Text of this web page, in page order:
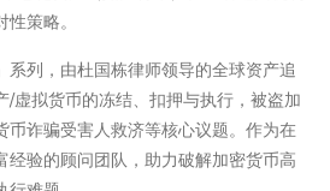
策略。
系列，由杜国栋律师领导的全球资产追
/虚拟货币的冻结、扣押与执行，被盗加
币诈骗受害人救济等核心议题。作为在
经验的顾问团队，助力破解加密货币高